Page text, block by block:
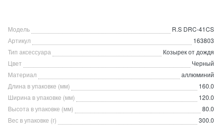
Модель
R.S DRC-41CS
Артикул
163803
Тип аксессуара
Козырек от дождя
Цвет
Черный
Материал
аллюминий
Длина в упаковке (мм)
160.0
Ширина в упаковке (мм)
120.0
Высота в упаковке (мм)
80.0
Вес в упаковке (г)
300.0